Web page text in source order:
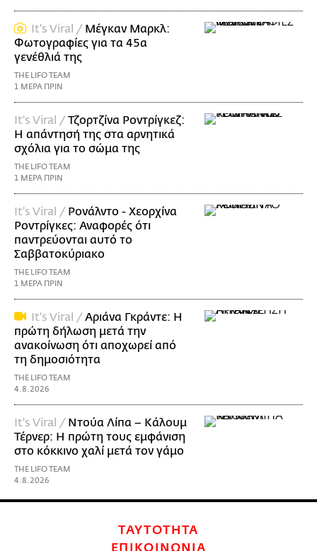
It's Viral / Μέγκαν Μαρκλ:
Φωτογραφίες για τα 45α
γενέθλιά της
THE LIFO TEAM
1 ΜΕΡΑ ΠΡΙΝ
It's Viral /Τζορτζίνα Ροντρίγκεζ:
Η απάντησή της στα αρνητικά
σχόλια για το σώμα της
THE LIFO TEAM
1 ΜΕΡΑ ΠΡΙΝ
It's Viral / Ρονάλντο - Χεορχίνα
Ροντρίγκες: Αναφορές ότι
παντρεύονται αυτό το
Σαββατοκύριακο
THE LIFO TEAM
1 ΜΕΡΑ ΠΡΙΝ
It's Viral /Αριάνα Γκράντε: Η
πρώτη δήλωση μετά την
ανακοίνωση ότι αποχωρεί από
τη δημοσιότητα
THE LIFO TEAM
4.8.2026
It's Viral / Ντούα Λίπα – Κάλουμ
Τέρνερ: Η πρώτη τους εμφάνιση
στο κόκκινο χαλί μετά τον γάμο
THE LIFO TEAM
4.8.2026
ΤΑΥΤΟΤΗΤΑ